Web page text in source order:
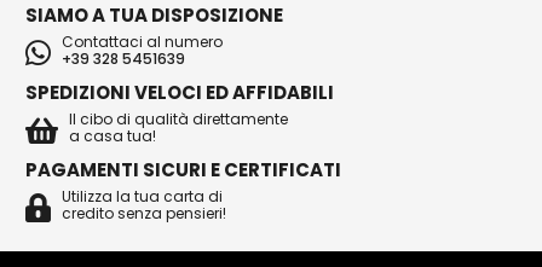
SIAMO A TUA DISPOSIZIONE
Contattaci al numero
+39 328 5451639
SPEDIZIONI VELOCI ED AFFIDABILI
Il cibo di qualità direttamente
a casa tua!
PAGAMENTI SICURI E CERTIFICATI
Utilizza la tua carta di
credito senza pensieri!